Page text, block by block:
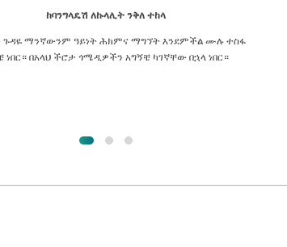
ከባንግላዴሽ ለኩላሊት ንቅለ ተከላ
ጉዳዬ ማንኛውንም ዓይነት ሕክምና ማግኘት እንደምችል ሙሉ ተስፋ
ነበር። በአላህ ችሮታ ጎሜዲዎችን አግኝቼ ካገኛቸው በኋላ ነበር።